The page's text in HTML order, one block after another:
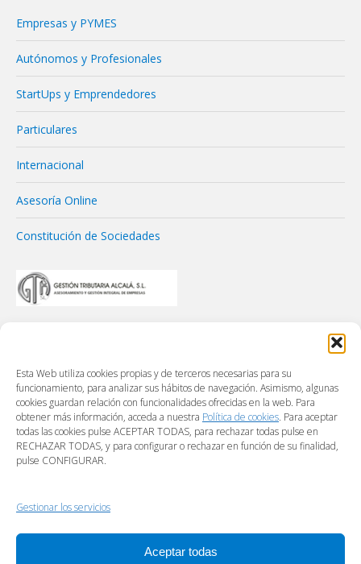
Esta Web utiliza cookies propias y de terceros necesarias para su
funcionamiento, para analizar sus hábitos de navegación. Asimismo, algunas
cookies guardan relación con funcionalidades ofrecidas en la web. Para
obtener más información, acceda a nuestra Política de cookies. Para aceptar
todas las cookies pulse ACEPTAR TODAS, para rechazar todas pulse en
RECHAZAR TODAS, y para configurar o rechazar en función de su finalidad,
pulse CONFIGURAR.
Gestionar los servicios
Aceptar todas
Empresas y PYMES
Autónomos y Profesionales
StartUps y Emprendedores
Particulares
Internacional
Asesoría Online
Constitución de Sociedades